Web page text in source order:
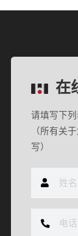
在
请填写下
（所有关
写）